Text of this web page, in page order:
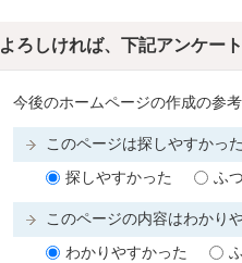
よろしければ、下記アンケー
今後のホームページの作成の参
このページは探しやすかっ
探しやすかった ふ
このページの内容はわかり
わかりやすかった